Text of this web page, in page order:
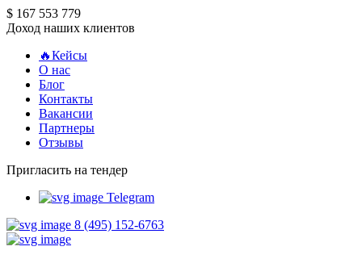
$ 167 553 779
Доход наших клиентов
🔥Кейсы
О нас
Блог
Контакты
Вакансии
Партнеры
Отзывы
Пригласить на тендер
Telegram
8 (495) 152-6763